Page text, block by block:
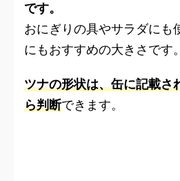
です。
おにぎりの具やサラダにも
にもおすすめの大きさです。
ツナの形状は、缶に記載さ
ら判断できます。